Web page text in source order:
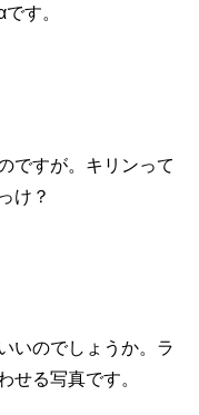
す。
ですが。キリンって
け？
いのでしょうか。ラ
せる写真です。